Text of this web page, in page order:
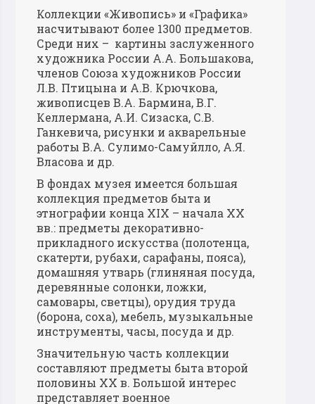
Коллекции «Живопись» и «Графика»
насчитывают более 1300 предметов.
Среди них – картины заслуженного
художника России А.А. Большакова,
членов Союза художников России
Л.В. Птицына и А.В. Крючкова,
живописцев В.А. Бармина, В.Г.
Келлермана, А.И. Сизаска, С.В.
Ганкевича, рисунки и акварельные
работы В.А. Сулимо-Самуйлло, А.Я.
Власова и др.
В фондах музея имеется большая
коллекция предметов быта и
этнографии конца XIX – начала XX
вв.: предметы декоративно-
прикладного искусства (полотенца,
скатерти, рубахи, сарафаны, пояса),
домашняя утварь (глиняная посуда,
деревянные солонки, ложки,
самовары, светцы), орудия труда
(борона, соха), мебель, музыкальные
инструменты, часы, посуда и др.
Значительную часть коллекции
составляют предметы быта второй
половины XX в. Большой интерес
представляет военное